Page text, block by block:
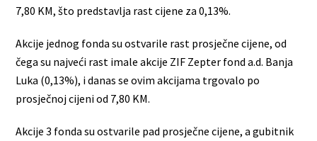
7,80 KM, što predstavlja rast cijene za 0,13%.
Akcije jednog fonda su ostvarile rast prosječne cijene, od
čega su najveći rast imale akcije ZIF Zepter fond a.d. Banja
Luka (0,13%), i danas se ovim akcijama trgovalo po
prosječnoj cijeni od 7,80 KM.
Akcije 3 fonda su ostvarile pad prosječne cijene, a gubitnik